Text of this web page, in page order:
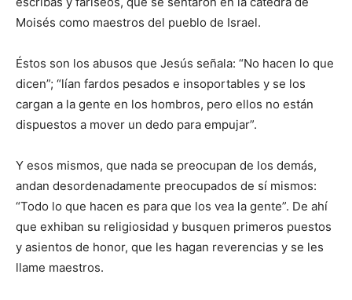
Moisés como maestros del pueblo de Israel.
Éstos son los abusos que Jesús señala: “No hacen lo que
dicen”; “lían fardos pesados e insoportables y se los
cargan a la gente en los hombros, pero ellos no están
dispuestos a mover un dedo para empujar”.
Y esos mismos, que nada se preocupan de los demás,
andan desordenadamente preocupados de sí mismos:
“Todo lo que hacen es para que los vea la gente”. De ahí
que exhiban su religiosidad y busquen primeros puestos
y asientos de honor, que les hagan reverencias y se les
llame maestros.